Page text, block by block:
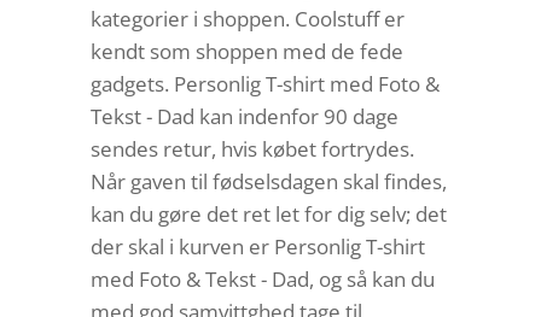
kategorier i shoppen. Coolstuff er
kendt som shoppen med de fede
gadgets. Personlig T-shirt med Foto &
Tekst - Dad kan indenfor 90 dage
sendes retur, hvis købet fortrydes.
Når gaven til fødselsdagen skal findes,
kan du gøre det ret let for dig selv; det
der skal i kurven er Personlig T-shirt
med Foto & Tekst - Dad, og så kan du